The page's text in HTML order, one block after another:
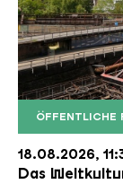
ÖFFENTLICHE
Der
Copyright:
18.08.2026,
Das